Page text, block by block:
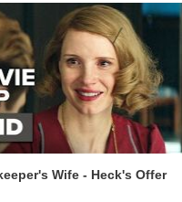
Wife - Heck's Offer